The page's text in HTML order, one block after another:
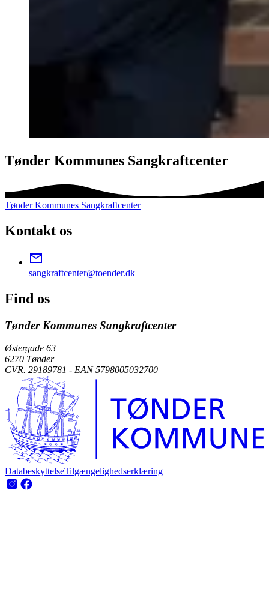
Tønder Kommunes Sangkraftcenter
Tønder Kommunes Sangkraftcenter
Kontakt os
sangkraftcenter@toender.dk
Find os
Tønder Kommunes Sangkraftcenter
Østergade 63
6270 Tønder
CVR. 29189781 - EAN 5798005032700
DatabeskyttelseTilgængelighedserklæring